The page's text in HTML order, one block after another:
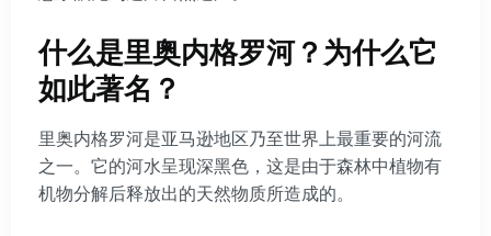
什么是里奥内格罗河？为什么它
如此著名？
里奥内格罗河是亚马逊地区乃至世界上最重要的河流
之一。它的河水呈现深黑色，这是由于森林中植物有
机物分解后释放出的天然物质所造成的。